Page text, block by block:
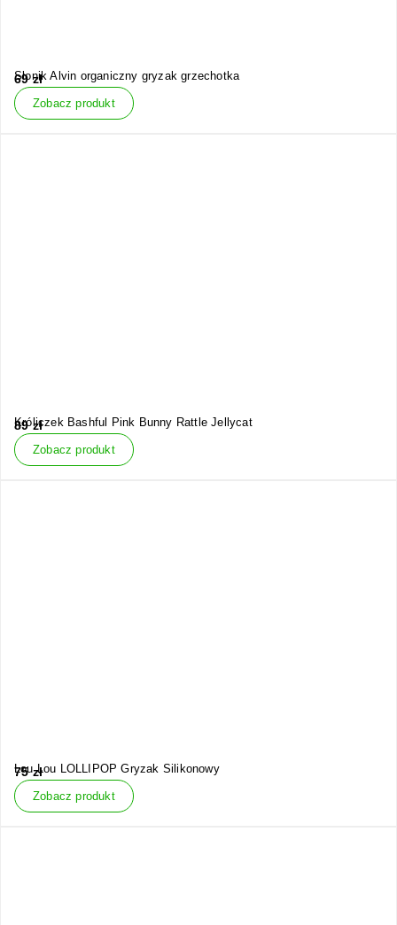
Słonik Alvin organiczny gryzak grzechotka
69zł
Zobacz produkt
Króliczek Bashful Pink Bunny Rattle Jellycat
89zł
Zobacz produkt
Lou Lou LOLLIPOP Gryzak Silikonowy
75zł
Zobacz produkt